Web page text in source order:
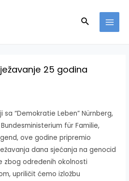
Search
25 godina
sa “Demokratie Leben” Nürnberg,
für Familie,
ove godine pripremio
dana sjećanja na genocid
zbog određenih okolnosti
upriličit ćemo izložbu